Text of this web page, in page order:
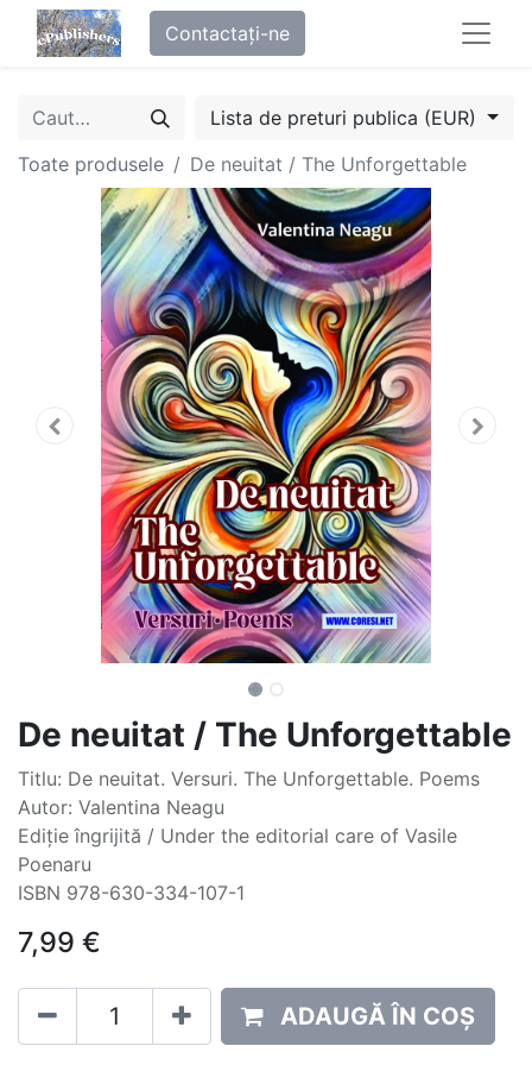
Contactați-ne
Lista de preturi publica (EUR)
Toate produsele
De neuitat / The Unforgettable
De neuitat / The Unforgettable
Titlu: De neuitat. Versuri. The Unforgettable. Poems
Autor: Valentina Neagu
Ediție îngrijită / Under the editorial care of Vasile
Poenaru
ISBN 978-630-334-107-1
7,99 €
ADAUGĂ ÎN COȘ